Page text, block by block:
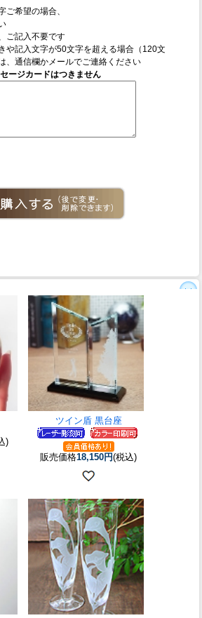
ご希望の場合、
ご記入不要です
や記入文字が50文字を超える場合（120文
、通信欄かメールでご連絡ください
ージカードはつきません
)
ツイン盾 黒台座
販売価格18,150円(税込)